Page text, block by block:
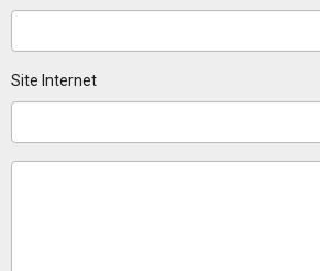
Site Internet